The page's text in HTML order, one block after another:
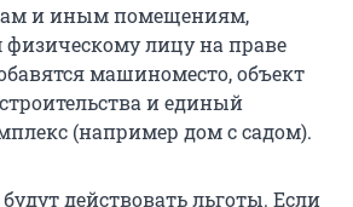
и иным помещениям,
лицу на праве
машиноместо, объект
и единый
(например дом с садом).
действовать льготы. Если